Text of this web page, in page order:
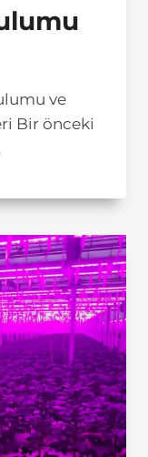
ve
Bir önceki